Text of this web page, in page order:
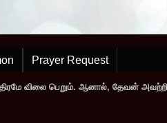
Prayer Request
விலை பெறும். ஆனால், தேவன்